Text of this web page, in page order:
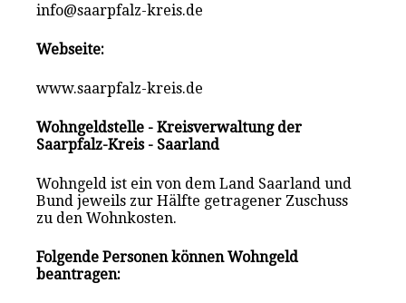
info@saarpfalz-kreis.de
Webseite:
www.saarpfalz-kreis.de
Wohngeldstelle - Kreisverwaltung der
Saarpfalz-Kreis - Saarland
Wohngeld ist ein von dem Land Saarland und
Bund jeweils zur Hälfte getragener Zuschuss
zu den Wohnkosten.
Folgende Personen können Wohngeld
beantragen: